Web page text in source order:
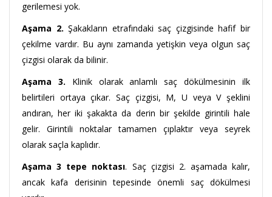
gerilemesi yok.
Aşama 2. Şakakların etrafındaki saç çizgisinde hafif bir
çekilme vardır. Bu aynı zamanda yetişkin veya olgun saç
çizgisi olarak da bilinir.
Aşama 3. Klinik olarak anlamlı saç dökülmesinin ilk
belirtileri ortaya çıkar. Saç çizgisi, M, U veya V şeklini
andıran, her iki şakakta da derin bir şekilde girintili hale
gelir. Girintili noktalar tamamen çıplaktır veya seyrek
olarak saçla kaplıdır.
Aşama 3 tepe noktası. Saç çizgisi 2. aşamada kalır,
ancak kafa derisinin tepesinde önemli saç dökülmesi